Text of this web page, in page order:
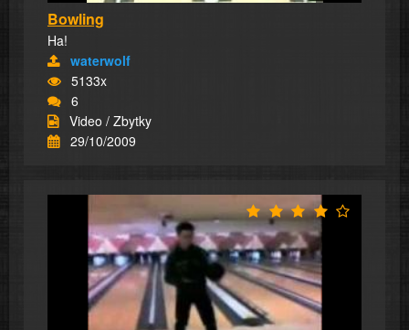
Bowling
Ha!
waterwolf
5133x
6
Video / Zbytky
29/10/2009